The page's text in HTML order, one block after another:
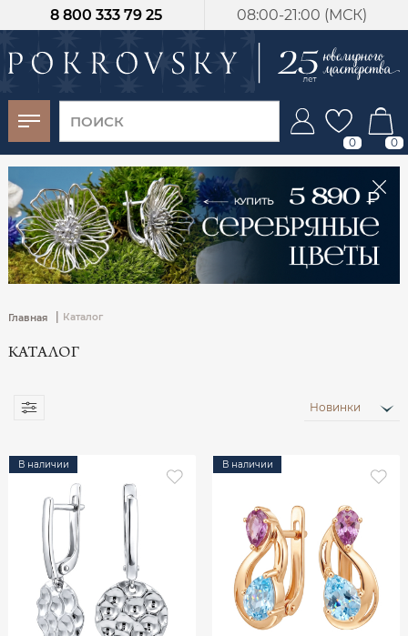
08:00-21:00 (МСК)
8 800 333 79 25
0 0
Главная Каталог
КАТАЛОГ
Новинки
В наличии В наличии
-30%
от 15 дней с
момента оплаты